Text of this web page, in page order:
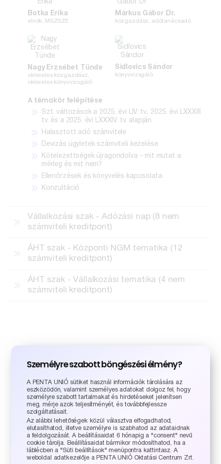
Botka Erika
elnök, MSZSZE
Márkus Gábor Dr.
közgazdász, adótanácsadó
Nagy Erzsébet Tünde
okleveles közgazdász,
okleveles könyvvizsgáló
Sidlovics Sándor
könyvvizsgáló
A témakör felépítése
Szt. változások a 2025. évi LIV. tv., 2025. évi LXXXIII.
tv. és a 2025. évi LXXXIV. tv. alapján
Halasztott adó számvitele
Devizás ügyletek számviteli kezelése
Kötelezettségek újragondolva – mit mutat a
mérleg és mit nem?
Ellenőrzések és könyvelés kapcsolata
Konzultáció
Vállalkozási szak - Adózási nap (8 nem
számviteli kreditpont)
ÁHT szak - Központi NGM tematika (12
számviteli kreditpont)
ÁHT szak - Vállalkozási tematika (4 nem
számviteli kreditpont)
Továbbképzés és akár további
szakmai támogatás!
„A mérlegképes kreditpontos továbbképzésre
nálunktöbbféle módon is jelentkezhetsz– attól függően,
kinek mi a kényelmesebb.
Személyre szabott böngészési élmény?
A PENTA UNIÓ sütiket használ információk tárolására az
eszközödön, valamint személyes adatokat dolgoz fel, hogy
személyre szabott tartalmakat és hirdetéseket jelenítsen
meg, mérje azok teljesítményét, és továbbfejlessze
szolgáltatásait.
Az alábbi lehetőségek közül választva elfogadhatod,
elutasíthatod, illetve személyre is szabhatod az adataidnak
a feldolgozását. A beállításaidat 6 hónapig a "consent" nevű
cookie tárolja. Beállításaidat bármikor módosíthatod, ha a
láblécben a "Süti beállítások" menüpontra kattintasz. A
weboldal adatkezelője a PENTA UNIÓ Oktatási Centrum Zrt.